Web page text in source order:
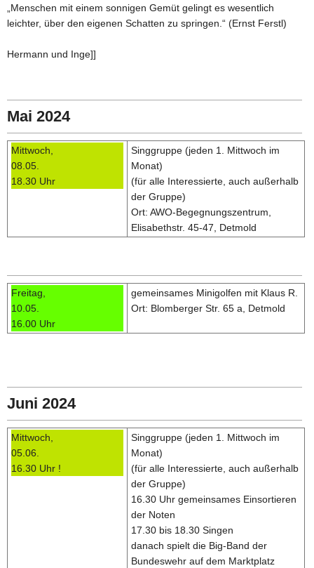
„Menschen mit einem sonnigen Gemüt gelingt es wesentlich
leichter, über den eigenen Schatten zu springen.“ (Ernst Ferstl)
Hermann und Inge]]
Mai 2024
Mittwoch,
08.05.
18.30 Uhr
Singgruppe (jeden 1. Mittwoch im
Monat)
(für alle Interessierte, auch außerhalb
der Gruppe)
Ort: AWO-Begegnungszentrum,
Elisabethstr. 45-47, Detmold
Freitag,
10.05.
16.00 Uhr
gemeinsames Minigolfen mit Klaus R.
Ort: Blomberger Str. 65 a, Detmold
Juni 2024
Mittwoch,
05.06.
16.30 Uhr !
Singgruppe (jeden 1. Mittwoch im
Monat)
(für alle Interessierte, auch außerhalb
der Gruppe)
16.30 Uhr gemeinsames Einsortieren
der Noten
17.30 bis 18.30 Singen
danach spielt die Big-Band der
Bundeswehr auf dem Marktplatz